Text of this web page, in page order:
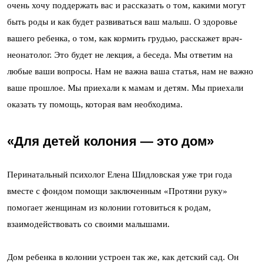
очень хочу поддержать вас и рассказать о том, какими могут
быть роды и как будет развиваться ваш малыш. О здоровье
вашего ребенка, о том, как кормить грудью, расскажет врач-
неонатолог. Это будет не лекция, а беседа. Мы ответим на
любые ваши вопросы. Нам не важна ваша статья, нам не важно
ваше прошлое. Мы приехали к мамам и детям. Мы приехали
оказать ту помощь, которая вам необходима.
«Для детей колония — это дом»
Перинатальный психолог Елена Шидловская уже три года
вместе с фондом помощи заключенным «Протяни руку»
помогает женщинам из колонии готовиться к родам,
взаимодействовать со своими малышами.
Дом ребенка в колонии устроен так же, как детский сад. Он